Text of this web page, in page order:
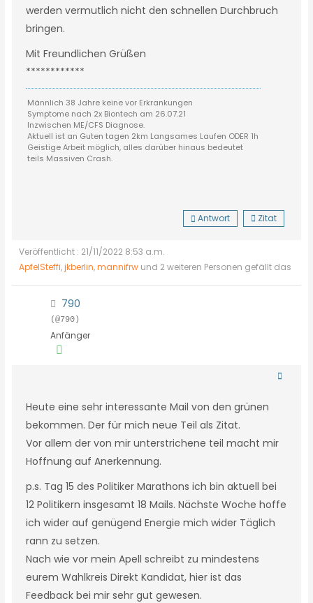
werden vermutlich nicht den schnellen Durchbruch
bringen.
Mit Freundlichen Grüßen
************
Männlich 38 Jahre keine vor Erkrankungen
Symptome nach 2x Biontech am 26.07.21
Inzwischen ME/CFS Diagnose.
Aktuell ist an Guten tagen 2km Langsames Laufen ODER 1h
Geistige Arbeit möglich, alles darüber hinaus bedeutet
teils Massiven Crash.
Antwort Zitat
Veröffentlicht : 21/11/2022 8:53 a.m.
ApfelSteffi,jkberlin,mannifrw und 2 weiteren Personen gefällt das
790
(@790)
Anfänger
Heute eine sehr interessante Mail von den grünen
bekommen. Der für mich neue Teil als Zitat.
Vor allem der von mir unterstrichene teil macht mir
Hoffnung auf Anerkennung.
p.s. Tag 15 des Politiker Marathons ich bin aktuell bei
12 Politikern insgesamt 18 Mails. Nächste Woche hoffe
ich wider auf genügend Energie mich wider Täglich
rann zu setzen.
Nach wie vor mein Apell schreibt zu mindestens
eurem Wahlkreis Direkt Kandidat, hier ist das
Feedback bei mir sehr gut gewesen.